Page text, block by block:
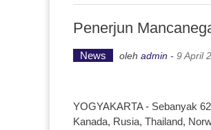
Penerjun
News oleh admin - 9 April
YOGYAKARTA - Sebanyak
Kanada, Rusia, Thailand,